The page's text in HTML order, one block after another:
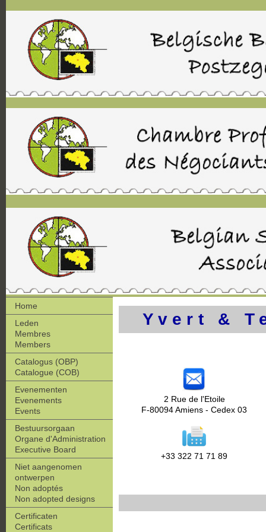
Home
Leden
Membres
Members
Catalogus (OBP)
Catalogue (COB)
Evenementen
Evenements
Events
Bestuursorgaan
Organe d'Administration
Executive Board
Niet aangenomen
ontwerpen
Non adoptés
Non adopted designs
Certificaten
Certificats
Yvert &
2 Rue de l'Etoile
F-80094 Amiens - Cedex 03
+33 322 71 71 89